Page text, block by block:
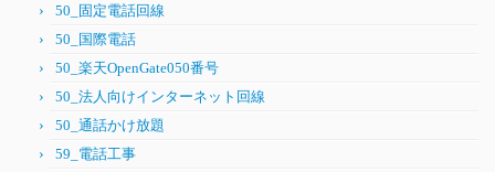
50_固定電話回線
50_国際電話
50_楽天OpenGate050番号
50_法人向けインターネット回線
50_通話かけ放題
59_電話工事